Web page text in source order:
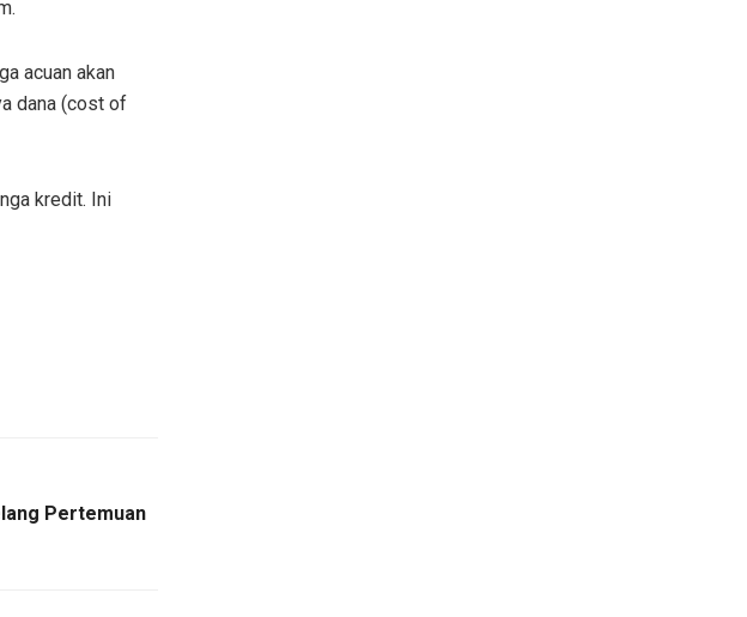
acuan akan
dana (cost of
kredit. Ini
Pertemuan